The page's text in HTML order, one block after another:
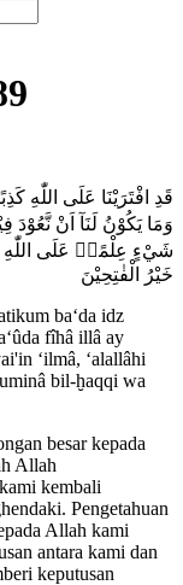
قَدِ افْتَرَيْنَا عَلَى اللّٰهِ
وَمَا يَكُوْنُ لَنَآ اَنْ نَّعُوْدَ
شَيْءٍ عِلْمًاۗ عَلَى اللّٰهِ
خَيْرُ الْفٰتِحِيْنَ
ba‘da idz
fîhâ illâ ay
‘ilmâ, ‘alallâhi
bil-ḫaqqi wa
besar kepada
Allah
kembali
Pengetahuan
Allah kami
antara kami dan
keputusan